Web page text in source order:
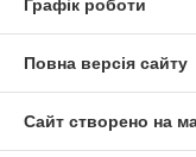
Графік роботи
Повна версія сайту
Сайт створено на